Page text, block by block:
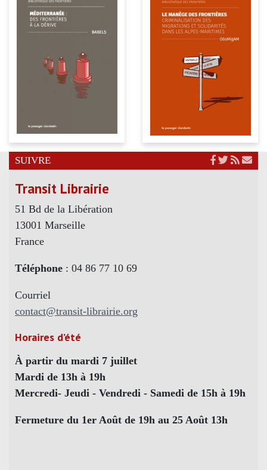
SUIVRE
Transit Librairie
51 Bd de la Libération
13001 Marseille
France
Téléphone : 04 86 77 10 69
Courriel
contact@transit-librairie.org
Horaires d’été
À partir du mardi 7 juillet
Mardi de 13h à 19h
Mercredi- Jeudi - Vendredi - Samedi de 15h à 19h
Fermeture du 1er Août de 19h au 25 Août 13h